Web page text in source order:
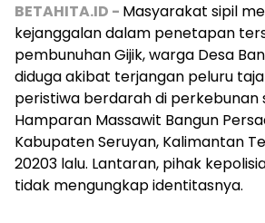
BETAHITA.ID - Masyarakat sipil
kejanggalan dalam penetapan
pembunuhan Gijik, warga Desa
diduga akibat terjangan peluru
peristiwa berdarah di perkebunan
Hamparan Massawit Bangun
Kabupaten Seruyan, Kalimantan
20203 lalu. Lantaran, pihak
tidak mengungkap identitasnya.